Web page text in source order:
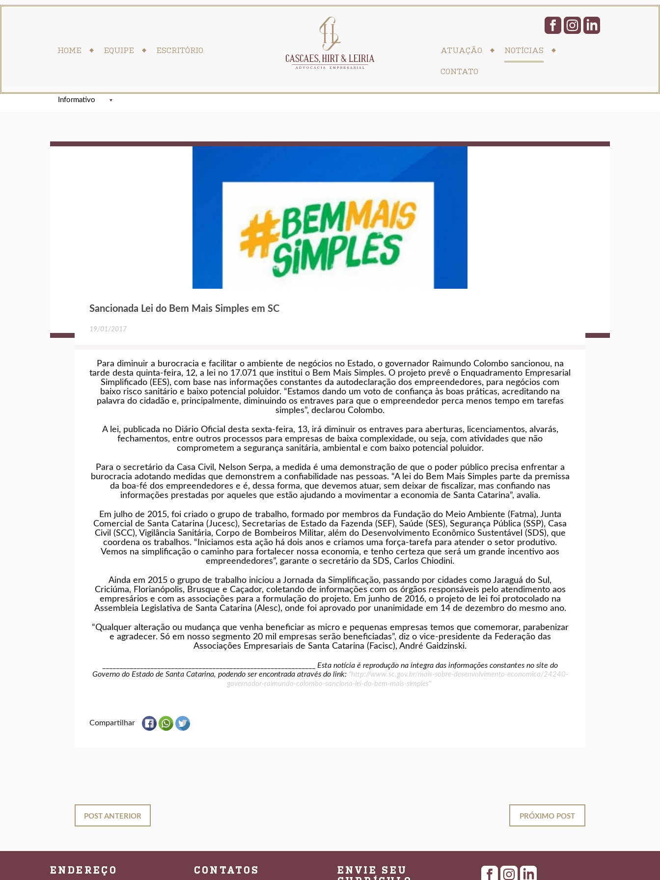
HOME EQUIPE ESCRITÓRIO ATUAÇÃO NOTÍCIAS
CONTATO
Sancionada Lei do Bem Mais Simples em SC
19/01/2017
Para diminuir a burocracia e facilitar o ambiente de negócios no Estado, o governador Raimundo Colombo sancionou, na
tarde desta quinta-feira, 12, a lei no 17.071 que institui o Bem Mais Simples. O projeto prevê o Enquadramento Empresarial
Simplificado (EES), com base nas informações constantes da autodeclaração dos empreendedores, para negócios com
baixo risco sanitário e baixo potencial poluidor. “Estamos dando um voto de confiança às boas práticas, acreditando na
palavra do cidadão e, principalmente, diminuindo os entraves para que o empreendedor perca menos tempo em tarefas
simples”, declarou Colombo.
A lei, publicada no Diário Oficial desta sexta-feira, 13, irá diminuir os entraves para aberturas, licenciamentos, alvarás,
fechamentos, entre outros processos para empresas de baixa complexidade, ou seja, com atividades que não
comprometem a segurança sanitária, ambiental e com baixo potencial poluidor.
Para o secretário da Casa Civil, Nelson Serpa, a medida é uma demonstração de que o poder público precisa enfrentar a
burocracia adotando medidas que demonstrem a confiabilidade nas pessoas. “A lei do Bem Mais Simples parte da premissa
da boa-fé dos empreendedores e é, dessa forma, que devemos atuar, sem deixar de fiscalizar, mas confiando nas
informações prestadas por aqueles que estão ajudando a movimentar a economia de Santa Catarina”, avalia.
Em julho de 2015, foi criado o grupo de trabalho, formado por membros da Fundação do Meio Ambiente (Fatma), Junta
Comercial de Santa Catarina (Jucesc), Secretarias de Estado da Fazenda (SEF), Saúde (SES), Segurança Pública (SSP), Casa
Civil (SCC), Vigilância Sanitária, Corpo de Bombeiros Militar, além do Desenvolvimento Econômico Sustentável (SDS), que
coordena os trabalhos. “Iniciamos esta ação há dois anos e criamos uma força-tarefa para atender o setor produtivo.
Vemos na simplificação o caminho para fortalecer nossa economia, e tenho certeza que será um grande incentivo aos
empreendedores”, garante o secretário da SDS, Carlos Chiodini.
Ainda em 2015 o grupo de trabalho iniciou a Jornada da Simplificação, passando por cidades como Jaraguá do Sul,
Criciúma, Florianópolis, Brusque e Caçador, coletando de informações com os órgãos responsáveis pelo atendimento aos
empresários e com as associações para a formulação do projeto. Em junho de 2016, o projeto de lei foi protocolado na
Assembleia Legislativa de Santa Catarina (Alesc), onde foi aprovado por unanimidade em 14 de dezembro do mesmo ano.
“Qualquer alteração ou mudança que venha beneficiar as micro e pequenas empresas temos que comemorar, parabenizar
e agradecer. Só em nosso segmento 20 mil empresas serão beneficiadas”, diz o vice-presidente da Federação das
Associações Empresariais de Santa Catarina (Facisc), André Gaidzinski.
Esta notícia é reprodução na íntegra das informações constantes no site do
Governo do Estado de Santa Catarina, podendo ser encontrada através do link: "http://www.sc.gov.br/mais-sobre-desenvolvimento-economico/24240-
governador-raimundo-colombo-sanciona-lei-do-bem-mais-simples"
Compartilhar
POST ANTERIOR PRÓXIMO POST
ENDEREÇO CONTATOS
ENVIE SEU